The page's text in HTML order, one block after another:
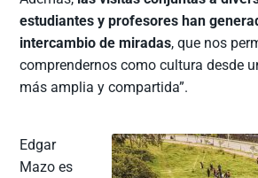
estudiantes y profesores han
intercambio de miradas, que nos
comprendernos como cultura desde
más amplia y compartida”.
Edgar
Mazo es